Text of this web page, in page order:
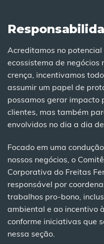
Acreditamos no
ecossistema de negócios
crença, incentivamos
assumir um papel de
possamos gerar impacto
clientes, mas também
envolvidos no dia a dia
Focado em uma
nossos negócios, o
Corporativa do Freitas
responsável por
trabalhos pro-bono,
ambiental e ao incentivo
conforme iniciativas que
nessa seção.